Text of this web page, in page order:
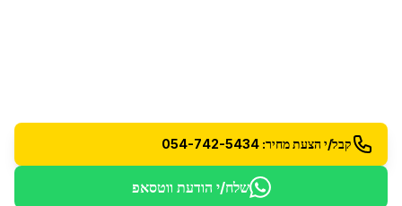
קבל/י הצעת מחיר: 054-742-5434
שלח/י הודעת ווטסאפ